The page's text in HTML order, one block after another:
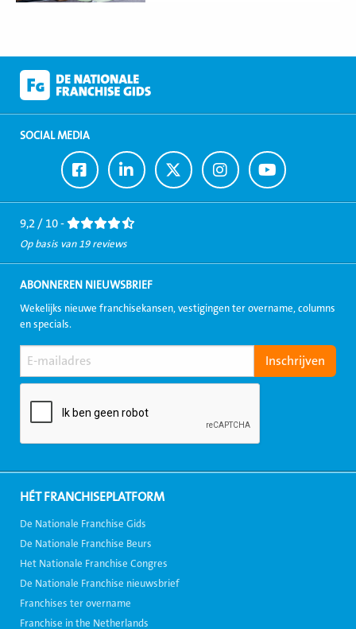
SOCIAL MEDIA
Ga
naar
Facebook
Ga
naar
LinkedIn
Ga
naar
Twitter
Ga
naar
Instagram
Ga
naar
Youtube
9,2 / 10 -
Op basis van 19 reviews
ABONNEREN NIEUWSBRIEF
Wekelijks nieuwe franchisekansen, vestigingen ter overname, columns
en specials.
HÉT FRANCHISEPLATFORM
De Nationale Franchise Gids
De Nationale Franchise Beurs
Het Nationale Franchise Congres
De Nationale Franchise nieuwsbrief
Franchises ter overname
Franchise in the Netherlands